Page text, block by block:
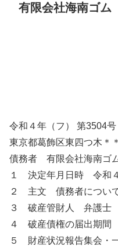
有限会社海南ゴム
令和４年（フ） 第3504号
東京都葛飾区東四つ木＊
債務者 有限会社海南ゴ
１ 決定年月日時 令和
２ 主文 債務者について
３ 破産管財人 弁護
４ 破産債権の届出期間
５ 財産状況報告集会・